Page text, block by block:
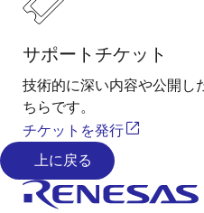
サポートチケット
技術的に深い内容や公開し
ちらです。
チケットを発行
上に戻る